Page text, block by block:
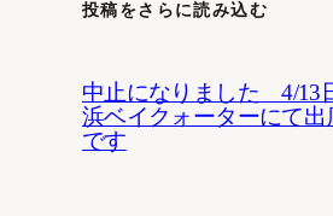
投稿をさらに読み込む
中止になりました 4/
浜ベイクォーターにて出
です